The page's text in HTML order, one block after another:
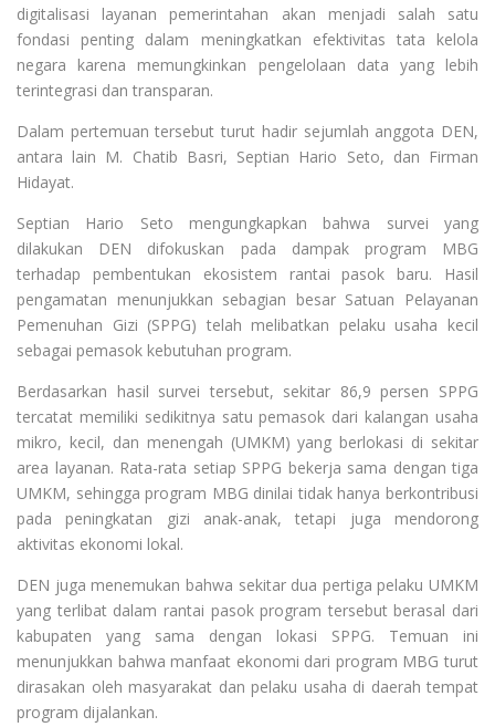
digitalisasi layanan pemerintahan akan menjadi salah satu
fondasi penting dalam meningkatkan efektivitas tata kelola
negara karena memungkinkan pengelolaan data yang lebih
terintegrasi dan transparan.
Dalam pertemuan tersebut turut hadir sejumlah anggota DEN,
antara lain M. Chatib Basri, Septian Hario Seto, dan Firman
Hidayat.
Septian Hario Seto mengungkapkan bahwa survei yang
dilakukan DEN difokuskan pada dampak program MBG
terhadap pembentukan ekosistem rantai pasok baru. Hasil
pengamatan menunjukkan sebagian besar Satuan Pelayanan
Pemenuhan Gizi (SPPG) telah melibatkan pelaku usaha kecil
sebagai pemasok kebutuhan program.
Berdasarkan hasil survei tersebut, sekitar 86,9 persen SPPG
tercatat memiliki sedikitnya satu pemasok dari kalangan usaha
mikro, kecil, dan menengah (UMKM) yang berlokasi di sekitar
area layanan. Rata-rata setiap SPPG bekerja sama dengan tiga
UMKM, sehingga program MBG dinilai tidak hanya berkontribusi
pada peningkatan gizi anak-anak, tetapi juga mendorong
aktivitas ekonomi lokal.
DEN juga menemukan bahwa sekitar dua pertiga pelaku UMKM
yang terlibat dalam rantai pasok program tersebut berasal dari
kabupaten yang sama dengan lokasi SPPG. Temuan ini
menunjukkan bahwa manfaat ekonomi dari program MBG turut
dirasakan oleh masyarakat dan pelaku usaha di daerah tempat
program dijalankan.